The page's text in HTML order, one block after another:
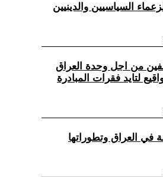
من اجل وحدة العراق
لتايد فقرات المبادرة